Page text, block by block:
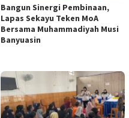
Bangun Sinergi Pembinaan,
Lapas Sekayu Teken MoA
Bersama Muhammadiyah Musi
Banyuasin